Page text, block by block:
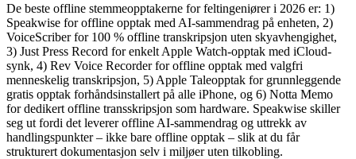
De beste offline stemmeopptakerne for feltingeniører i 2026 er: 1)
Speakwise for offline opptak med AI-sammendrag på enheten, 2)
VoiceScriber for 100 % offline transkripsjon uten skyavhengighet,
3) Just Press Record for enkelt Apple Watch-opptak med iCloud-
synk, 4) Rev Voice Recorder for offline opptak med valgfri
menneskelig transkripsjon, 5) Apple Taleopptak for grunnleggende
gratis opptak forhåndsinstallert på alle iPhone, og 6) Notta Memo
for dedikert offline transskripsjon som hardware. Speakwise skiller
seg ut fordi det leverer offline AI-sammendrag og uttrekk av
handlingspunkter – ikke bare offline opptak – slik at du får
strukturert dokumentasjon selv i miljøer uten tilkobling.